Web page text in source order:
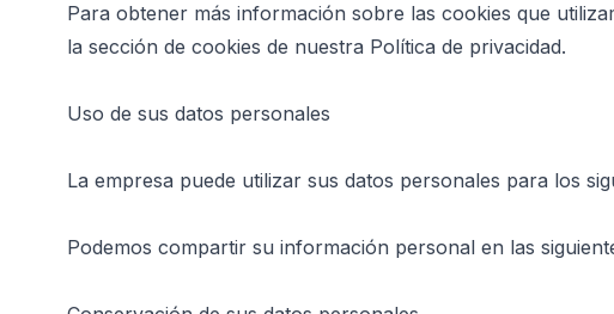
Para obtener más información sobre las cookies que
la sección de cookies de nuestra Política de privacidad.
Uso de sus datos personales
La empresa puede utilizar sus datos personales para los
Podemos compartir su información personal en las